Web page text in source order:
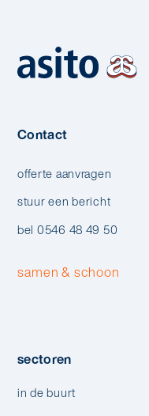
Contact
offerte aanvragen
stuur een bericht
bel 0546 48 49 50
samen & schoon
sectoren
in de buurt